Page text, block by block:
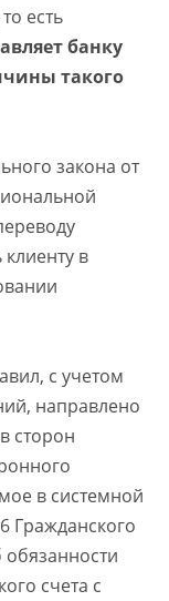
есть
банку
такого
закона от
в
с учетом
направлено
сторон
в системной
Гражданского
счета с